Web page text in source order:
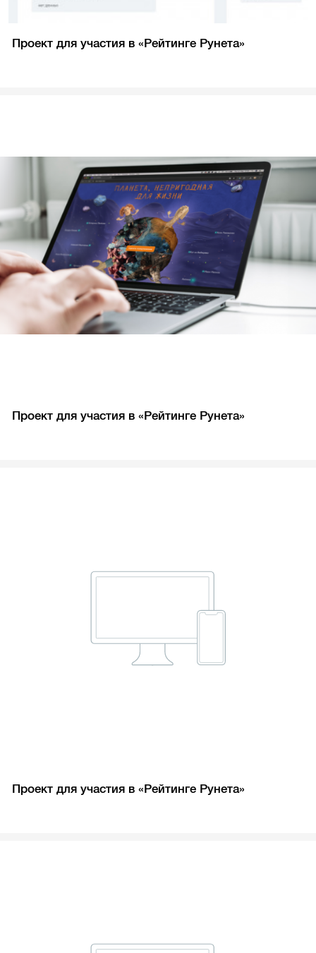
Проект для участия в «Рейтинге Рунета»
Проект для участия в «Рейтинге Рунета»
Проект для участия в «Рейтинге Рунета»